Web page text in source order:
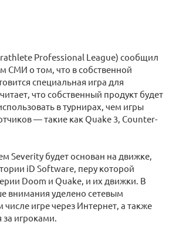
Professional League) сообщил
СМИ о том, что в собственной
специальная игра для
что собственный продукт будет
в турнирах, чем игры
— такие как Quake 3, Counter-
Severity будет основан на движке,
iD Software, перу которой
Doom и Quake, и их движки. В
внимания уделено сетевым
игре через Интернет, а также
игроками.